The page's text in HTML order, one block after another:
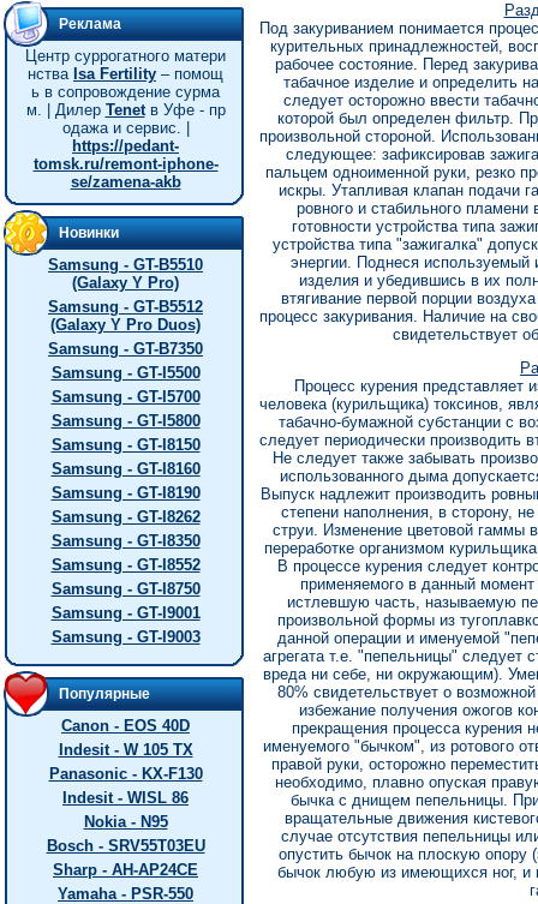
Реклама
Центр суррогатного матери
нства Isa Fertility – помощ
ь в сопровождение сурма
м. | Дилер Tenetв Уфе - пр
одажа и сервис. |
https://pedant-
tomsk.ru/remont-iphone-
se/zamena-akb
Новинки
Samsung - GT-B5510
(Galaxy Y Pro)
Samsung - GT-B5512
(Galaxy Y Pro Duos)
Samsung - GT-B7350
Samsung - GT-I5500
Samsung - GT-I5700
Samsung - GT-I5800
Samsung - GT-I8150
Samsung - GT-I8160
Samsung - GT-I8190
Samsung - GT-I8262
Samsung - GT-I8350
Samsung - GT-I8552
Samsung - GT-I8750
Samsung - GT-I9001
Samsung - GT-I9003
Популярные
Canon - EOS 40D
Indesit - W 105 TX
Panasonic - KX-F130
Indesit - WISL 86
Nokia - N95
Bosch - SRV55T03EU
Sharp - AH-AP24CE
Yamaha - PSR-550
Под закуриванием понимается
курительных принадлежностей,
рабочее состояние. Перед
табачное изделие и определить
следует осторожно ввести
которой был определен фильтр.
произвольной стороной.
следующее: зафиксировав
пальцем одноименной руки, резко
искры. Утапливая клапан подачи
ровного и стабильного пламени
готовности устройства типа
устройства типа "зажигалка"
энергии. Поднеся используемый
изделия и убедившись в их
втягивание первой порции
процесс закуривания. Наличие на
свидетельствует
Процесс курения представляет
человека (курильщика) токсинов,
табачно-бумажной субстанции с
следует периодически производить
Не следует также забывать
использованного дыма
Выпуск надлежит производить
степени наполнения, в сторону,
струи. Изменение цветовой гаммы
переработке организмом
В процессе курения следует
применяемого в данный
истлевшую часть, называемую
произвольной формы из
данной операции и именуемой
агрегата т.е. "пепельницы" следует
вреда ни себе, ни окружающим).
80% свидетельствует о
избежание получения ожогов
прекращения процесса курения
именуемого "бычком", из ротового
правой руки, осторожно
необходимо, плавно опуская
бычка с днищем пепельницы.
вpащательные движения
случае отсутствия пепельницы
опустить бычок на плоскую опору
бычок любую из имеющихся ног, и